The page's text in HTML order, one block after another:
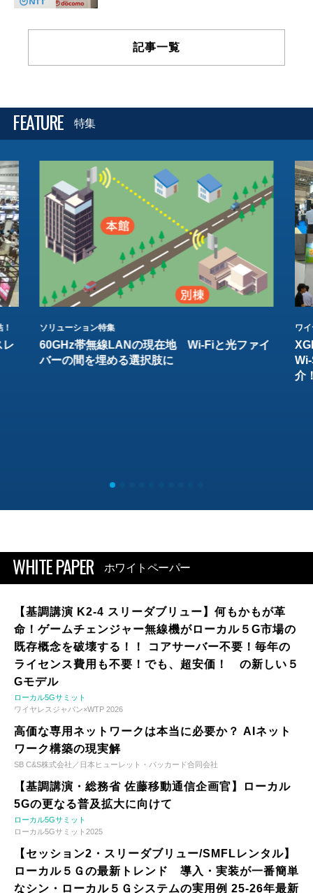
記事一覧
FEATURE 特集
レ
ソリューション特集
60GHz帯無線LANの現在地 Wi-Fiと光ファイ
バーの間を埋める選択肢に
ワ
介
WHITE PAPER ホワイトペーパー
【基調講演 K2-4 スリーダブリュー】何もかもが革
命！ゲームチェンジャー無線機がローカル５G市場の
既存概念を破壊する！！ コアサーバー不要！毎年の
ライセンス費用も不要！でも、超安価！ の新しい５
Gモデル
ローカル5Gサミット
ワイヤレスジャパン×WTP 2026
高価な専用ネットワークは本当に必要か？ AIネット
ワーク構築の現実解
SB C&S株式会社／日本ヒューレット・パッカード合同会社
【基調講演・総務省 佐藤移動通信企画官】ローカル
5Gの更なる普及拡大に向けて
ローカル5Gサミット
ローカル5Gサミット2025
【セッション2・スリーダブリュー/SMFLレンタル】
ローカル５Ｇの最新トレンド 導入・実装が一番簡単
なシン・ローカル５Ｇシステムの実用例 25-26年最新